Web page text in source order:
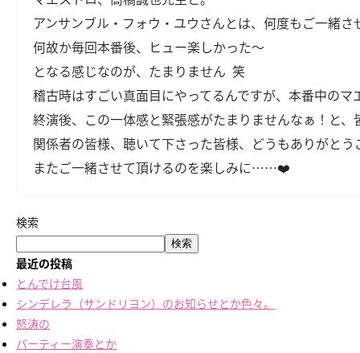
アンサンブル・フォウ・ユウさんとは、何度もご一緒
何故か毎回本番後、ヒュー楽しかった～
となる感じなのが、たまりません 笑
稽古時はすごい真面目にやってるんですが、本番中の
終演後、この一体感と緊張感がたまりませんなぁ！と
関係者の皆様、聴いて下さった皆様、どうもありがと
またご一緒させて頂けるのを楽しみに……❤️
検索
検索
最近の投稿
とんでけ台風
シンデレラ（サンドリヨン）のお知らせとか色々。
怒涛の
パーティー演奏とか